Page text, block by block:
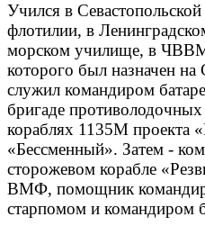
Учился в
флотилии, в
морском училище, в
которого был назначен
служил командиром
бригаде
кораблях 1135М проекта
«Бессменный». Затем -
сторожевом корабле
ВМФ, помощник
старпомом и командиром